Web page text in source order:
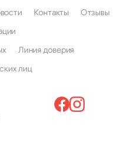
Контакты
Отзывы
Линия доверия
лиц